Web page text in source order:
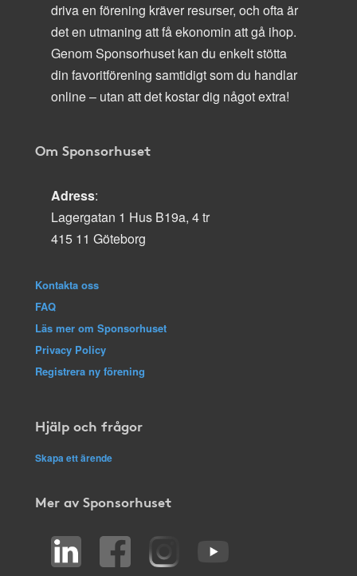
driva en förening kräver resurser, och ofta är
det en utmaning att få ekonomin att gå ihop.
Genom Sponsorhuset kan du enkelt stötta
din favoritförening samtidigt som du handlar
online – utan att det kostar dig något extra!
Om Sponsorhuset
Adress:
Lagergatan 1 Hus B19a, 4 tr
415 11 Göteborg
Kontakta oss
FAQ
Läs mer om Sponsorhuset
Privacy Policy
Registrera ny förening
Hjälp och frågor
Skapa ett ärende
Mer av Sponsorhuset